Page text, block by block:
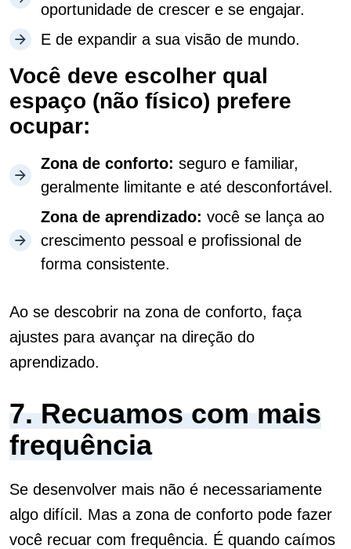
oportunidade de crescer e se engajar.
E de expandir a sua visão de mundo.
Você deve escolher qual
espaço (não físico) prefere
ocupar:
Zona de conforto: seguro e familiar,
geralmente limitante e até desconfortável.
Zona de aprendizado: você se lança ao
crescimento pessoal e profissional de
forma consistente.
Ao se descobrir na zona de conforto, faça
ajustes para avançar na direção do
aprendizado.
7. Recuamos com mais
frequência
Se desenvolver mais não é necessariamente
algo difícil. Mas a zona de conforto pode fazer
você recuar com frequência. É quando caímos